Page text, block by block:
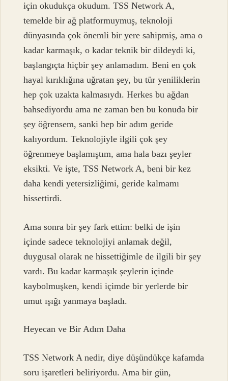
için okudukça okudum. TSS Network A,
temelde bir ağ platformuymuş, teknoloji
dünyasında çok önemli bir yere sahipmiş, ama o
kadar karmaşık, o kadar teknik bir dildeydi ki,
başlangıçta hiçbir şey anlamadım. Beni en çok
hayal kırıklığına uğratan şey, bu tür yeniliklerin
hep çok uzakta kalmasıydı. Herkes bu ağdan
bahsediyordu ama ne zaman ben bu konuda bir
şey öğrensem, sanki hep bir adım geride
kalıyordum. Teknolojiyle ilgili çok şey
öğrenmeye başlamıştım, ama hala bazı şeyler
eksikti. Ve işte, TSS Network A, beni bir kez
daha kendi yetersizliğimi, geride kalmamı
hissettirdi.
Ama sonra bir şey fark ettim: belki de işin
içinde sadece teknolojiyi anlamak değil,
duygusal olarak ne hissettiğimle de ilgili bir şey
vardı. Bu kadar karmaşık şeylerin içinde
kaybolmuşken, kendi içimde bir yerlerde bir
umut ışığı yanmaya başladı.
Heyecan ve Bir Adım Daha
TSS Network A nedir, diye düşündükçe kafamda
soru işaretleri beliriyordu. Ama bir gün,